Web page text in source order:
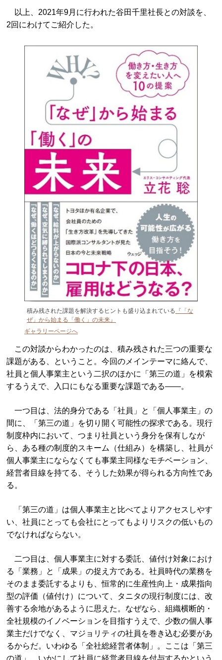
以上、2021年9月に行われた谷田千里社長との対談を、
2回にわけてご紹介した。
積み残された課題を解決するヒントも盛り込まれている 『「な
ぜ」から始まる「働く」の未来』
ギャラリーページへ
この対談からわかったのは、積み残された三つの重要な
課題がある、ということ。今回のメインテーマに絡んで、
社員と個人事業主という二択のほかに「第三の道」を模索
するうえで、入口にもなる重要な課題である――。
一つ目は、法的身分である「社員」と「個人事業主」の
間に、「第三の道」を切り開く可能性の探求である。現行
制度枠内において、つまり社員という身分を保有しなが
ら、ある種の制度的スキーム（仕組み）を構築し、社員が
個人事業主にならなくても事業主同様なモチベーション、
経営者目線を持てる、そうした効果が得られる方向性であ
る。
「第三の道」は個人事業主と比べてよりアクセスしやす
い、社員にとっても会社にとってもよりリスクの低いもの
でなければならない。
二つ目は、個人事業主に対する委託、値付け対象におけ
る「業務」と「成果」の捉え方である。社員時代の業務を
そのまま委託するよりも、恒常的に生産性向上・成果指向
型の評価（値付け）について、タニタの現行制度には、改
善する余地があるように思えた。なぜなら、組織横断的・
全社規模のイノベーションを目指すうえで、少数の個人事
業主だけでなく、マジョリティの社員を巻き込む必要があ
るからだ。いわゆる「全社総経営者体制」。ここは「第三
の道」、いかにして社員に経営者目線を付与するかという